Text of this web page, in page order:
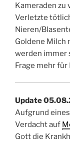
Kameraden zu
Verletzte
Nieren/
Goldene Milch
werden immer
Frage mehr für
Update
Aufgrund
Verdacht auf
Gott die